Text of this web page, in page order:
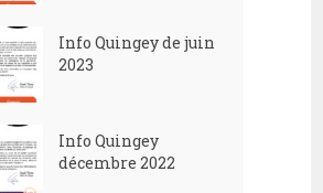
Info Quingey de juin
2023
Info Quingey
décembre 2022